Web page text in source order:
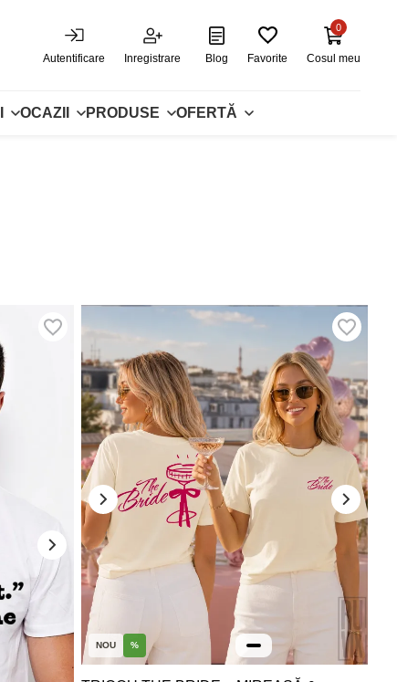
Autentificare Inregistrare Blog Favorite Cosul meu
0
OCAZII PRODUSE OFERTĂ
NOU %